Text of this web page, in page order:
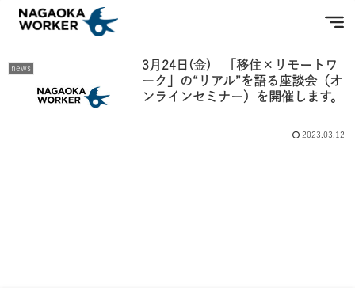
2023-03
news
3月24日(金) 「移住×リモートワ
ーク」の“リアル”を語る座談会（オ
ンラインセミナー）を開催します。
2023.03.12